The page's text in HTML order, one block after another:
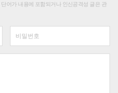
어가 내용에 포함되거나 인신공격성 글은 관